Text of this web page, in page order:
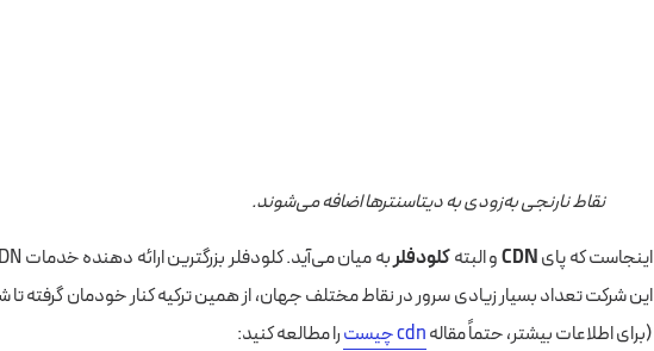
نقاط نارنجی به‌زودی به دیتاسنترها اضافه می‌شوند.
اینجاست که پایCDNو البتهکلودفلر
این شرکت تعداد بسیار زیادی سرور در نقاط مختلف جهان، از همین ترکیه کنار خودمان گرفته تا
(برای اطلاعات بیشتر، حتماً مقالهcdn چیست را مطالعه کنید: